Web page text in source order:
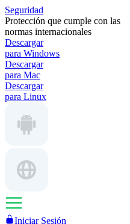
Seguridad
Protección que cumple con las
normas internacionales
Descargar
para Windows
Descargar
para Mac
Descargar
para Linux
Iniciar Sesión